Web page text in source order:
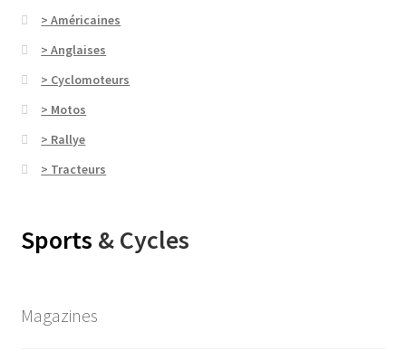
> Américaines
> Anglaises
> Cyclomoteurs
> Motos
> Rallye
> Tracteurs
Sports & Cycles
Magazines